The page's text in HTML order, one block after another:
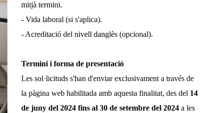
mitjà termini.
- Vida laboral (si s'aplica).
- Acreditació del nivell danglès (opcional).
Termini i forma de presentació
Les sol·licituds s'han d'enviar exclusivament a través de
la pàgina web habilitada amb aquesta finalitat, des del 14
de juny del 2024 fins al 30 de setembre del 2024 a les